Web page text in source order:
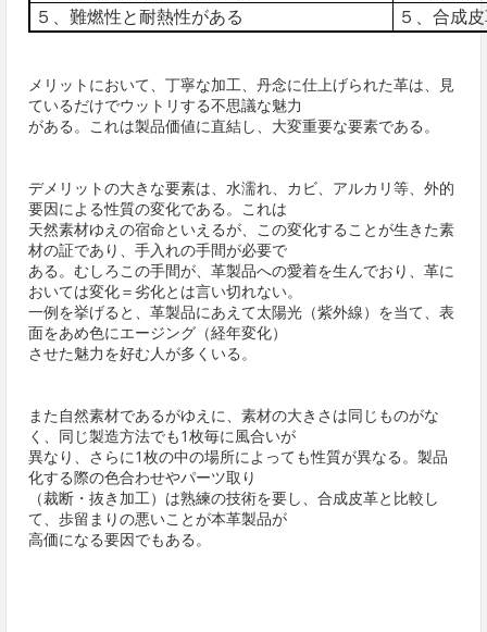
５、難燃性と耐熱性がある
５、合成
メリットにおいて、丁寧な加工、丹念に仕上げられた革は、見
ているだけでウットリする不思議な魅力
がある。これは製品価値に直結し、大変重要な要素である。
デメリットの大きな要素は、水濡れ、カビ、アルカリ等、外的
要因による性質の変化である。これは
天然素材ゆえの宿命といえるが、この変化することが生きた素
材の証であり、手入れの手間が必要で
ある。むしろこの手間が、革製品への愛着を生んでおり、革に
おいては変化＝劣化とは言い切れない。
一例を挙げると、革製品にあえて太陽光（紫外線）を当て、表
面をあめ色にエージング（経年変化）
させた魅力を好む人が多くいる。
また自然素材であるがゆえに、素材の大きさは同じものがな
く、同じ製造方法でも1枚毎に風合いが
異なり、さらに1枚の中の場所によっても性質が異なる。製品
化する際の色合わせやパーツ取り
（裁断・抜き加工）は熟練の技術を要し、合成皮革と比較し
て、歩留まりの悪いことが本革製品が
高価になる要因でもある。